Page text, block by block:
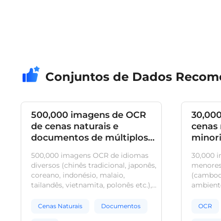
Conjuntos de Dados
500,000 imagens de OCR
de cenas naturais e
documentos de múltiplos
500,000 imagens OCR de idiomas
diversos (chinês tradicional, japonês,
coreano, indonésio, malaio,
tailandês, vietnamita, polonês etc.),
com vários ângulos. Indicadas para
Cenas Naturais Documentos
cenas
30,000
OCR